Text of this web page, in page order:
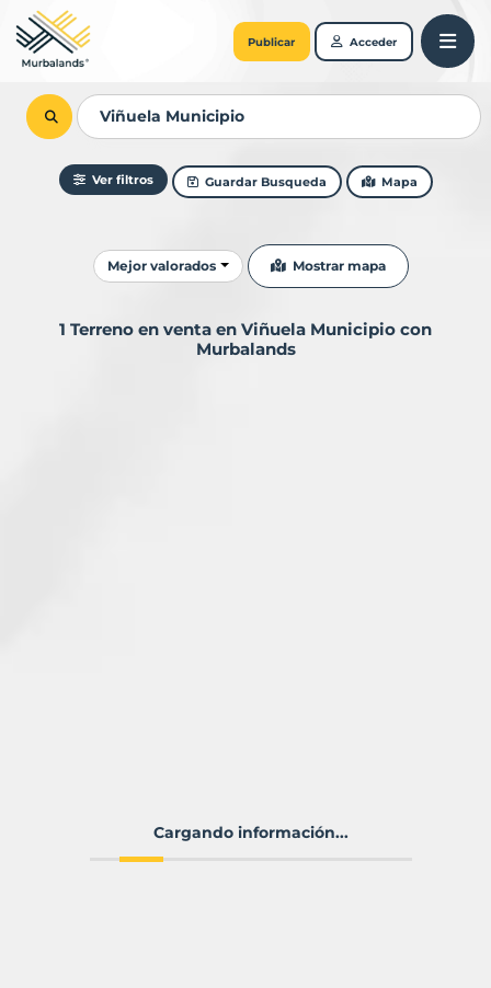
Publicar Acceder
Ver filtros Guardar Busqueda Mapa
Ordenar resultados
Mejor valorados Mostrar mapa
1 Terreno en venta en Viñuela Municipio con
Murbalands
Cargando información...